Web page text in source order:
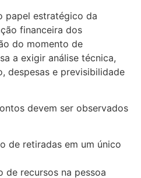
papel estratégico da
financeira dos
do momento de
a exigir análise técnica,
despesas e previsibilidade
devem ser observados
de retiradas em um único
de recursos na pessoa